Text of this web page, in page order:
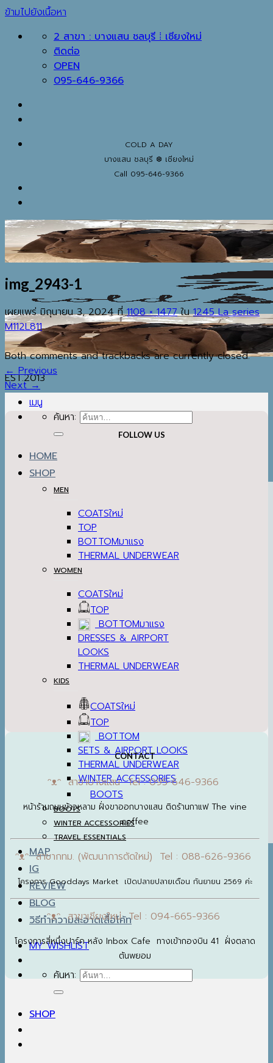
ข้ามไปยังเนื้อหา
2 สาขา : บางแสน ชลบุรี ⁞ เชียงใหม่
ติดต่อ
OPEN
095-646-9366
COLD A DAY
บางแสน ชลบุรี ❆ เชียงใหม่
Call 095-646-9366
EST.2013
เมนู
ค้นหา:
HOME
SHOP
MEN
COATS
TOP
BOTTOM
THERMAL UNDERWEAR
WOMEN
COATS
TOP
BOTTOM
DRESSES & AIRPORT
LOOKS
THERMAL UNDERWEAR
KIDS
COATS
TOP
BOTTOM
SETS & AIRPORT LOOKS
THERMAL UNDERWEAR
WINTER ACCESSORIES
BOOTS
BOOTS
WINTER ACCESSORIES
TRAVEL ESSENTIALS
MAP
IG
REVIEW
BLOG
วิธีทำความสะอาดเสื้อโค้ท
MY WISHLIST
ค้นหา:
SHOP
img_2943-1
เผยแพร่มิถุนายน 3, 2024ที่1108 × 1477ใน1245 La series
M112L811
Both comments and trackbacks are currently closed.
←Previous
Next→
FOLLOW US
CONTACT
ᵔᴥᵔ สาขาบางแสน Tel : 095-646-9366
หน้าร้านถนนข้าวหลาม ฝั่งขาออกบางแสน ติดร้านกาแฟ The vine
coffee
ᵔᴥᵔ สาขากทม. (พัฒนาการตัดใหม่) Tel : 088-626-9366
โครงการ Gooddays Market เปิดปลายปลายเดือน กันยายน 2569 ค่ะ
ᵔᴥᵔ สาขาเชียงใหม่ Tel : 094-665-9366
โครงการสี่หนึ่งปาร์ค หลัง Inbox Cafe ทางเข้ากองบิน 41 ฝั่งตลาด
ต้นพยอม